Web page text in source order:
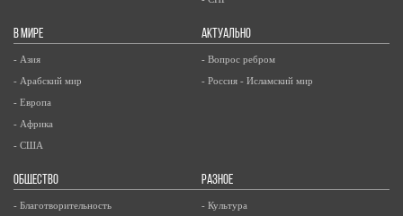
В МИРЕ
- Азия
- Арабский мир
- Европа
- Африка
- США
АКТУАЛЬНО
- Вопрос ребром
- Россия - Исламский мир
ОБЩЕСТВО
- Благотворительность
РАЗНОЕ
- Культура